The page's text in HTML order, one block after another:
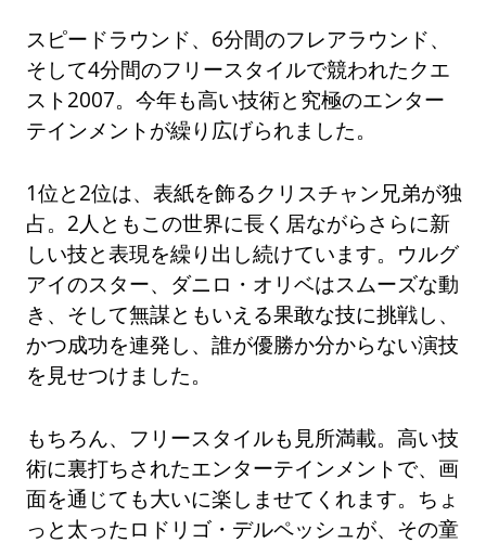
スピードラウンド、6分間のフレアラウンド、
そして4分間のフリースタイルで競われたクエ
スト2007。今年も高い技術と究極のエンター
テインメントが繰り広げられました。
1位と2位は、表紙を飾るクリスチャン兄弟が独
占。2人ともこの世界に長く居ながらさらに新
しい技と表現を繰り出し続けています。ウルグ
アイのスター、ダニロ・オリベはスムーズな動
き、そして無謀ともいえる果敢な技に挑戦し、
かつ成功を連発し、誰が優勝か分からない演技
を見せつけました。
もちろん、フリースタイルも見所満載。高い技
術に裏打ちされたエンターテインメントで、画
面を通じても大いに楽しませてくれます。ちょ
っと太ったロドリゴ・デルペッシュが、その童